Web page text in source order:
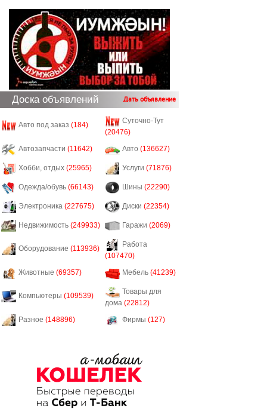
Доска объявлений Дать объявление
Авто под заказ (184)
Суточно-Тут
(20476)
Автозапчасти (11642) Авто (136627)
Хобби, отдых (25965) Услуги (71876)
Одежда/обувь (66143) Шины (22290)
Электроника (227675) Диски (22354)
Недвижимость (249933) Гаражи (2069)
Оборудование (113936)
Работа
(107470)
Животные (69357) Мебель (41239)
Компьютеры (109539)
Товары для
дома (22812)
Разное (148896) Фирмы (127)